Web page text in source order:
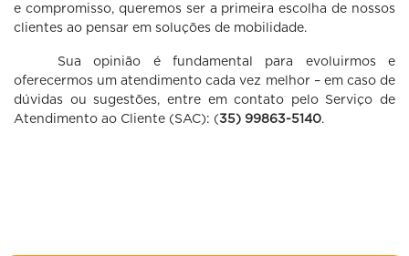
e compromisso, queremos ser a primeira escolha de nossos
clientes ao pensar em soluções de mobilidade.
Sua opinião é fundamental para evoluirmos e
oferecermos um atendimento cada vez melhor – em caso de
dúvidas ou sugestões, entre em contato pelo Serviço de
Atendimento ao Cliente (SAC): (35) 99863-5140.